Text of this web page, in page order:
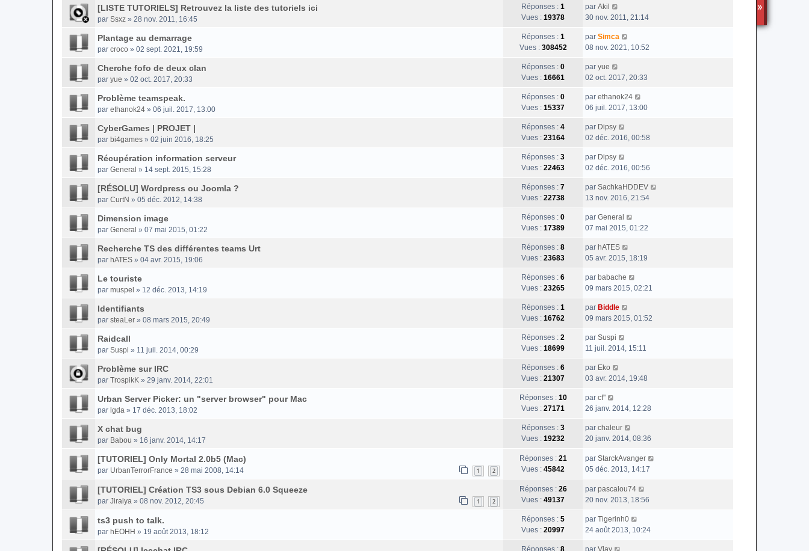
[LISTE TUTORIELS] Retrouvez la liste des tutoriels ici
par Ssxz » 28 nov. 2011, 16:45
Réponses : 1
Vues : 19378
par Akil
30 nov. 2011, 21:14
Plantage au demarrage
par croco » 02 sept. 2021, 19:59
Réponses : 1
Vues : 308452
par Simca
08 nov. 2021, 10:52
Cherche fofo de deux clan
par yue » 02 oct. 2017, 20:33
Réponses : 0
Vues : 16661
par yue
02 oct. 2017, 20:33
Problème teamspeak.
par ethanok24 » 06 juil. 2017, 13:00
Réponses : 0
Vues : 15337
par ethanok24
06 juil. 2017, 13:00
CyberGames | PROJET |
par bi4games » 02 juin 2016, 18:25
Réponses : 4
Vues : 23164
par Dipsy
02 déc. 2016, 00:58
Récupération information serveur
par General » 14 sept. 2015, 15:28
Réponses : 3
Vues : 22463
par Dipsy
02 déc. 2016, 00:56
[RÉSOLU] Wordpress ou Joomla ?
par CurtN » 05 déc. 2012, 14:38
Réponses : 7
Vues : 22738
par SachkaHDDEV
13 nov. 2016, 21:54
Dimension image
par General » 07 mai 2015, 01:22
Réponses : 0
Vues : 17389
par General
07 mai 2015, 01:22
Recherche TS des différentes teams Urt
par hATES » 04 avr. 2015, 19:06
Réponses : 8
Vues : 23683
par hATES
05 avr. 2015, 18:19
Le touriste
par muspel » 12 déc. 2013, 14:19
Réponses : 6
Vues : 23265
par babache
09 mars 2015, 02:21
Identifiants
par steaLer » 08 mars 2015, 20:49
Réponses : 1
Vues : 16762
par Biddle
09 mars 2015, 01:52
Raidcall
par Suspi » 11 juil. 2014, 00:29
Réponses : 2
Vues : 18699
par Suspi
11 juil. 2014, 15:11
Problème sur IRC
par TrospikK » 29 janv. 2014, 22:01
Réponses : 6
Vues : 21307
par Eko
03 avr. 2014, 19:48
Urban Server Picker: un "server browser" pour Mac
par lgda » 17 déc. 2013, 18:02
Réponses : 10
Vues : 27171
par cf''
26 janv. 2014, 12:28
X chat bug
par Babou » 16 janv. 2014, 14:17
Réponses : 3
Vues : 19232
par chaleur
20 janv. 2014, 08:36
[TUTORIEL] Only Mortal 2.0b5 (Mac)
par UrbanTerrorFrance » 28 mai 2008, 14:14 1 2
Réponses : 21
Vues : 45842
par StarckAvanger
05 déc. 2013, 14:17
[TUTORIEL] Création TS3 sous Debian 6.0 Squeeze
par Jiraiya » 08 nov. 2012, 20:45 1 2
Réponses : 26
Vues : 49137
par pascalou74
20 nov. 2013, 18:56
ts3 push to talk.
par hEOHH » 19 août 2013, 18:12
Réponses : 5
Vues : 20997
par Tigerinh0
24 août 2013, 10:24
Réponses : 8
par Vlay